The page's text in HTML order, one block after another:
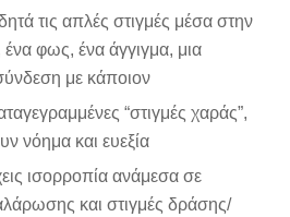
τις απλές στιγμές μέσα στην
φως, ένα άγγιγμα, μια
με κάποιον
“στιγμές χαράς”,
νόημα και ευεξία
ισορροπία ανάμεσα σε
και στιγμές δράσης/